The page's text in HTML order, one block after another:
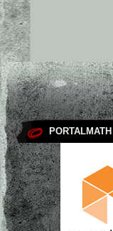
PORTALMATH